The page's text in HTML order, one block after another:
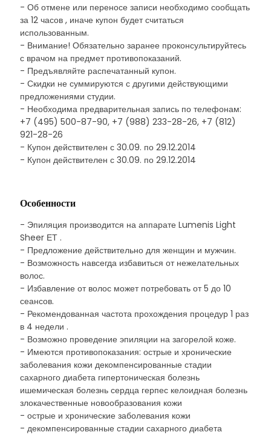
- Об отмене или переносе записи необходимо сообщать
за 12 часов , иначе купон будет считаться
использованным.
- Внимание! Обязательно заранее проконсультируйтесь
с врачом на предмет противопоказаний.
- Предъявляйте распечатанный купон.
- Скидки не суммируются с другими действующими
предложениями студии.
- Необходима предварительная запись по телефонам:
+7 (495) 500-87-90, +7 (988) 233-28-26, +7 (812)
921-28-26
- Купон действителен с 30.09. по 29.12.2014
- Купон действителен с 30.09. по 29.12.2014
Особенности
- Эпиляция производится на аппарате Lumenis Light
Sheer ЕТ .
- Предложение действительно для женщин и мужчин.
- Возможность навсегда избавиться от нежелательных
волос.
- Избавление от волос может потребовать от 5 до 10
сеансов.
- Рекомендованная частота прохождения процедур 1 раз
в 4 недели .
- Возможно проведение эпиляции на загорелой коже.
- Имеются противопоказания: острые и хронические
заболевания кожи декомпенсированные стадии
сахарного диабета гипертоническая болезнь
ишемическая болезнь сердца герпес келоидная болезнь
злокачественные новообразования кожи
- острые и хронические заболевания кожи
- декомпенсированные стадии сахарного диабета